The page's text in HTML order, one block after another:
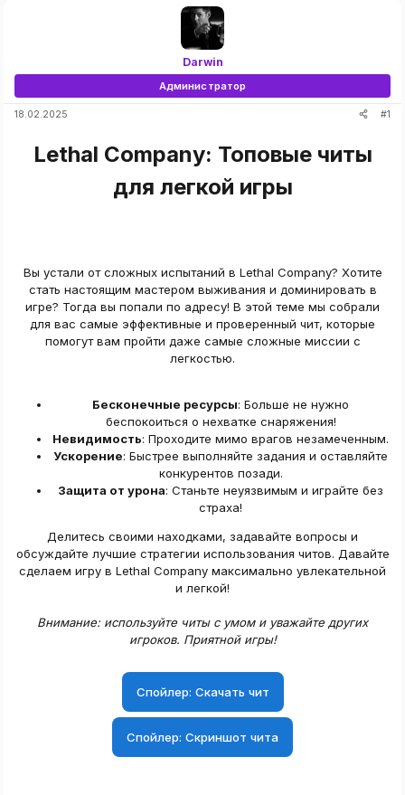
Darwin
Администратор
18.02.2025 #1
Lethal Company: Топовые читы
для легкой игры
Вы устали от сложных испытаний в Lethal Company? Хотите
стать настоящим мастером выживания и доминировать в
игре? Тогда вы попали по адресу! В этой теме мы собрали
для вас самые эффективные и проверенный чит, которые
помогут вам пройти даже самые сложные миссии с
легкостью.
Бесконечные ресурсы: Больше не нужно
беспокоиться о нехватке снаряжения!​
Невидимость: Проходите мимо врагов незамеченным.​
Ускорение: Быстрее выполняйте задания и оставляйте
конкурентов позади.​
Защита от урона: Станьте неуязвимым и играйте без
страха!​
Делитесь своими находками, задавайте вопросы и
обсуждайте лучшие стратегии использования читов. Давайте
сделаем игру в Lethal Company максимально увлекательной
и легкой!
Внимание: используйте читы с умом и уважайте других
игроков. Приятной игры!
Спойлер: Скачать чит
Спойлер: Скриншот чита